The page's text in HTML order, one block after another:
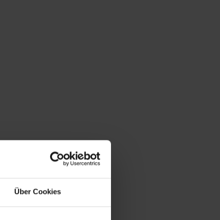
Über Cookies